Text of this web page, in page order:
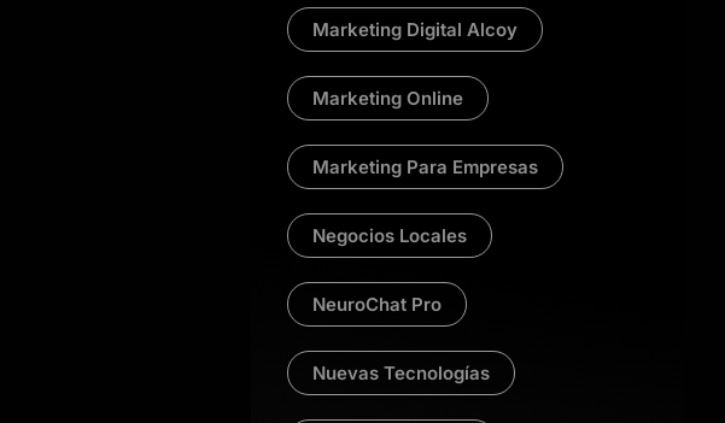
Marketing Digital Alcoy
Marketing Online
Marketing Para Empresas
Negocios Locales
NeuroChat Pro
Nuevas Tecnologías